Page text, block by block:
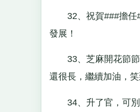
32、祝賀###擔任
發展！
33、芝麻開花節節
還很長，繼續加油，笑
34、升了官，可別